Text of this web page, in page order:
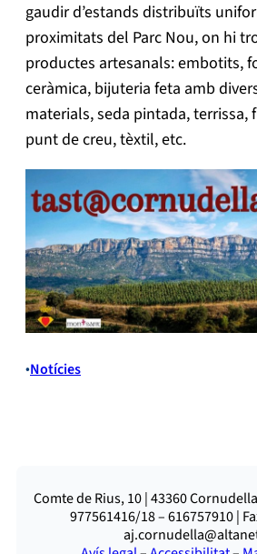
gaudir d’estands distribuïts
proximitats del Parc Nou, on hi
productes artesanals: embotits,
ceràmica, bijuteria feta amb
materials, seda pintada, terrissa,
punt de creu, tèxtil, etc.
•Notícies
Comte de Rius, 10 | 43360
977561416/18 – 616757910 |